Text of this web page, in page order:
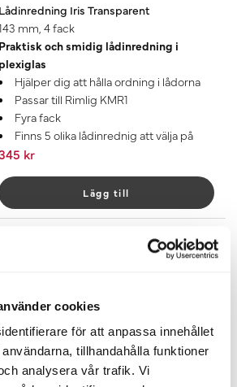
cookies
för att anpassa innehållet
tillhandahålla funktioner
analysera vår trafik. Vi
Lådinredning Iris Transparent
mm, 4 fack
Praktisk och smidig lådinredning i
plexiglas
Hjälper dig att hålla ordning i lådorna
Passar till Rimlig KMR1
Fyra fack
Finns 5 olika lådinrednig att välja på
kr
Lägg till
Hjälper dig att hålla ordning i lådorna
Passar till Rimlig KMR1
Två fack
Finns 5 olika lådinrednig att välja på
kr